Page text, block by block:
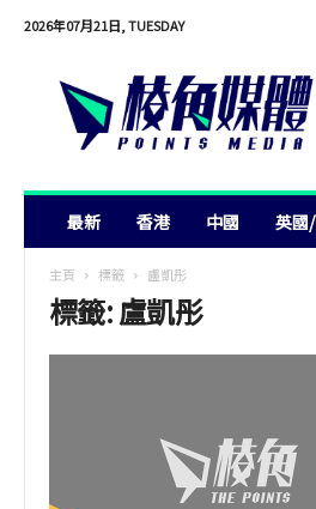
2026年07月21日, TUESDAY
最新 香港 中國 英國
主頁 標籤 盧凱彤
標籤: 盧凱彤